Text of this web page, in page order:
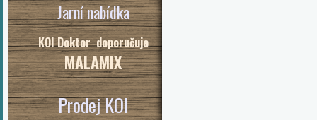
Jarní nabídka
KOI Doktor doporučuje
MALAMIX
Prodej KOI